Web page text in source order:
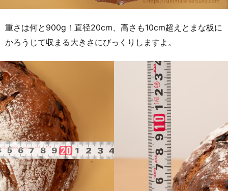
重さは何と900g！直径20cm、高さも10cm超えとまな板に
かろうじて収まる大きさにびっくりしますよ。